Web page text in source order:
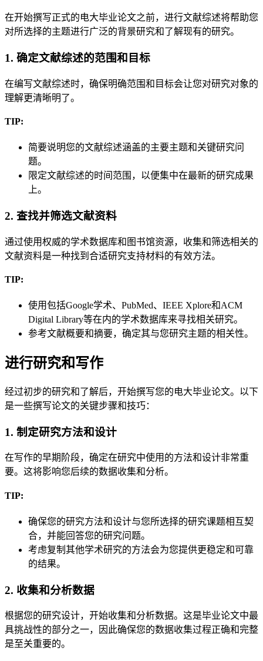
在开始撰写正式的电大毕业论文之前，进行文献综述将帮助您
对所选择的主题进行广泛的背景研究和了解现有的研究。
1. 确定文献综述的范围和目标
在编写文献综述时，确保明确范围和目标会让您对研究对象的
理解更清晰明了。
TIP:
简要说明您的文献综述涵盖的主要主题和关键研究问
题。
限定文献综述的时间范围，以便集中在最新的研究成果
上。
2. 查找并筛选文献资料
通过使用权威的学术数据库和图书馆资源，收集和筛选相关的
文献资料是一种找到合适研究支持材料的有效方法。
TIP:
使用包括Google学术、PubMed、IEEE Xplore和ACM
Digital Library等在内的学术数据库来寻找相关研究。
参考文献概要和摘要，确定其与您研究主题的相关性。
进行研究和写作
经过初步的研究和了解后，开始撰写您的电大毕业论文。以下
是一些撰写论文的关键步骤和技巧：
1. 制定研究方法和设计
在写作的早期阶段，确定在研究中使用的方法和设计非常重
要。这将影响您后续的数据收集和分析。
TIP:
确保您的研究方法和设计与您所选择的研究课题相互契
合，并能回答您的研究问题。
考虑复制其他学术研究的方法会为您提供更稳定和可靠
的结果。
2. 收集和分析数据
根据您的研究设计，开始收集和分析数据。这是毕业论文中最
具挑战性的部分之一，因此确保您的数据收集过程正确和完整
是至关重要的。